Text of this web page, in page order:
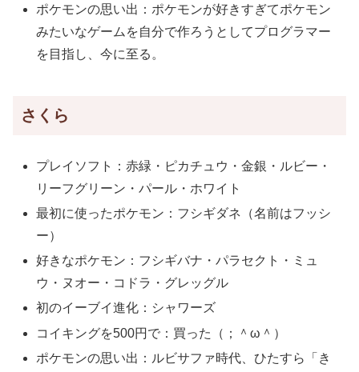
ポケモンの思い出：ポケモンが好きすぎてポケモン
みたいなゲームを自分で作ろうとしてプログラマー
を目指し、今に至る。
さくら
プレイソフト：赤緑・ピカチュウ・金銀・ルビー・
リーフグリーン・パール・ホワイト
最初に使ったポケモン：フシギダネ（名前はフッシ
ー）
好きなポケモン：フシギバナ・パラセクト・ミュ
ウ・ヌオー・コドラ・グレッグル
初のイーブイ進化：シャワーズ
コイキングを500円で：買った（；＾ω＾）
ポケモンの思い出：ルビサファ時代、ひたすら「き